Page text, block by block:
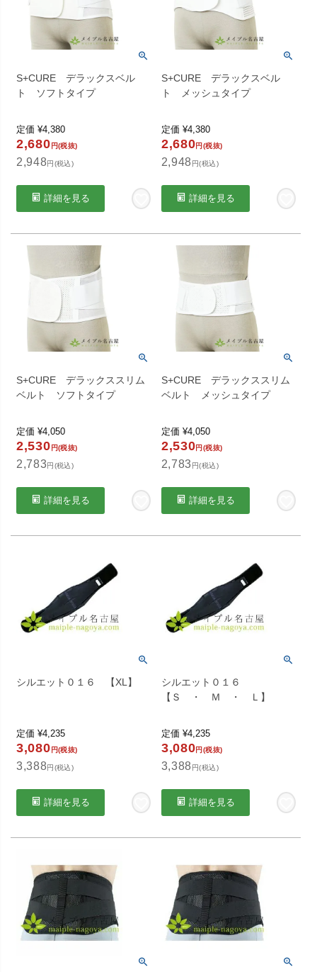
S+CURE デラックスベル
ト ソフトタイプ
定価 ¥4,380
2,680 円(税抜)
2,948円(税込)
詳細を見る
S+CURE デラックスベル
ト メッシュタイプ
定価 ¥4,380
2,680円(税抜)
2,948円(税込)
詳細を見る
S+CURE デラックススリム
ベルト ソフトタイプ
定価 ¥4,050
2,530 円(税抜)
2,783円(税込)
詳細を見る
S+CURE デラックススリム
ベルト メッシュタイプ
定価 ¥4,050
2,530円(税抜)
2,783円(税込)
詳細を見る
シルエット０１６ 【XL】
定価 ¥4,235
3,080 円(税抜)
3,388円(税込)
詳細を見る
シルエット０１６
【Ｓ ・ Ｍ ・ Ｌ】
定価 ¥4,235
3,080円(税抜)
3,388円(税込)
詳細を見る